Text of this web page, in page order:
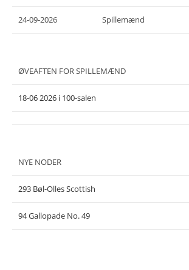
24-09-2026 Spillemænd
ØVEAFTEN FOR SPILLEMÆND
18-06 2026 i 100-salen
NYE NODER
293 Bøl-Olles Scottish
94 Gallopade No. 49